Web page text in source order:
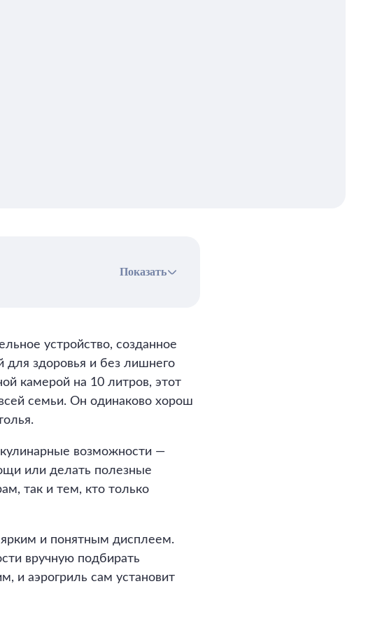
Показать
устройство, созданное
для здоровья и без лишнего
камерой на 10 литров, этот
семьи. Он одинаково хорош
возможности —
или делать полезные
так и тем, кто только
и понятным дисплеем.
вручную подбирать
и аэрогриль сам установит